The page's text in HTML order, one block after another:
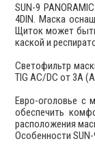
SUN-9
4DIN. Маска
Щиток может быть
каской и
Светофильтр
TIG AC/DC от 3А
Евро-оголовье с
обеспечить
расположения
Особенности SUN-